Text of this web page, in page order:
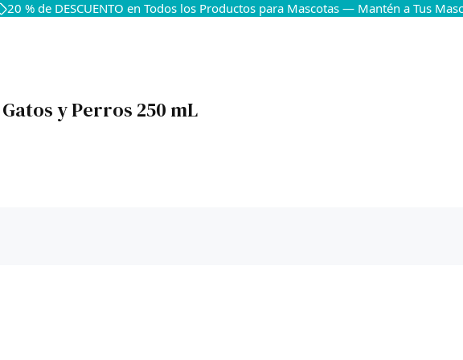
20 % de DESCUENTO en Todos los Productos para Mascotas — Mantén a Tus
y Perros 250 mL